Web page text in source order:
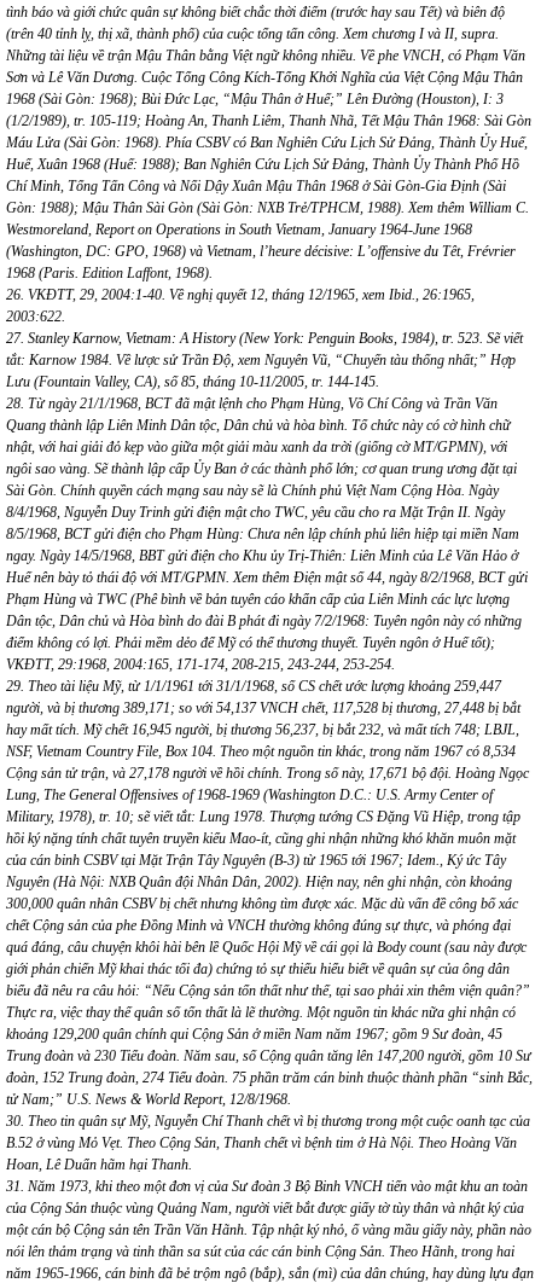
tình báo và giới chức quân sự không biết chắc thời điểm (trước hay sau Tết) và biên độ
(trên 40 tỉnh lỵ, thị xã, thành phố) của cuộc tổng tấn công. Xem chương I và II, supra.
Những tài liệu về trận Mậu Thân bằng Việt ngữ không nhiều. Về phe VNCH, có Phạm Văn
Sơn và Lê Văn Dương. Cuộc Tổng Công Kích-Tổng Khởi Nghĩa của Việt Cộng Mậu Thân
1968 (Sài Gòn: 1968); Bùi Đức Lạc, “Mậu Thân ở Huế;” Lên Đường (Houston), I: 3
(1/2/1989), tr. 105-119; Hoàng An, Thanh Liêm, Thanh Nhã, Tết Mậu Thân 1968: Sài Gòn
Máu Lửa (Sài Gòn: 1968). Phía CSBV có Ban Nghiên Cứu Lịch Sử Đảng, Thành Ủy Huế,
Huế, Xuân 1968 (Huế: 1988); Ban Nghiên Cứu Lịch Sử Đảng, Thành Ủy Thành Phố Hồ
Chí Minh, Tổng Tấn Công và Nổi Dậy Xuân Mậu Thân 1968 ở Sài Gòn-Gia Định (Sài
Gòn: 1988); Mậu Thân Sài Gòn (Sài Gòn: NXB Trẻ/TPHCM, 1988). Xem thêm William C.
Westmoreland, Report on Operations in South Vietnam, January 1964-June 1968
(Washington, DC: GPO, 1968) và Vietnam, l’heure décisive: L’offensive du Têt, Frévrier
1968 (Paris. Edition Laffont, 1968).
26. VKĐTT, 29, 2004:1-40. Về nghị quyết 12, tháng 12/1965, xem Ibid., 26:1965,
2003:622.
27. Stanley Karnow, Vietnam: A History (New York: Penguin Books, 1984), tr. 523. Sẽ viết
tắt: Karnow 1984. Về lược sử Trần Độ, xem Nguyên Vũ, “Chuyến tàu thống nhất;” Hợp
Lưu (Fountain Valley, CA), số 85, tháng 10-11/2005, tr. 144-145.
28. Từ ngày 21/1/1968, BCT đã mật lệnh cho Phạm Hùng, Võ Chí Công và Trần Văn
Quang thành lập Liên Minh Dân tộc, Dân chủ và hòa bình. Tổ chức này có cờ hình chữ
nhật, với hai giải đỏ kẹp vào giữa một giải màu xanh da trời (giống cờ MT/GPMN), với
ngôi sao vàng. Sẽ thành lập cấp Ủy Ban ở các thành phố lớn; cơ quan trung ương đặt tại
Sài Gòn. Chính quyền cách mạng sau này sẽ là Chính phủ Việt Nam Cộng Hòa. Ngày
8/4/1968, Nguyễn Duy Trinh gửi điện mật cho TWC, yêu cầu cho ra Mặt Trận II. Ngày
8/5/1968, BCT gửi điện cho Phạm Hùng: Chưa nên lập chính phủ liên hiệp tại miền Nam
ngay. Ngày 14/5/1968, BBT gửi điện cho Khu ủy Trị-Thiên: Liên Minh của Lê Văn Hảo ở
Huế nên bày tỏ thái độ với MT/GPMN. Xem thêm Điện mật số 44, ngày 8/2/1968, BCT gửi
Phạm Hùng và TWC (Phê bình về bản tuyên cáo khẩn cấp của Liên Minh các lực lượng
Dân tộc, Dân chủ và Hòa bình do đài B phát đi ngày 7/2/1968: Tuyên ngôn này có những
điểm không có lợi. Phải mềm dẻo để Mỹ có thể thương thuyết. Tuyên ngôn ở Huế tốt);
VKĐTT, 29:1968, 2004:165, 171-174, 208-215, 243-244, 253-254.
29. Theo tài liệu Mỹ, từ 1/1/1961 tới 31/1/1968, số CS chết ước lượng khoảng 259,447
người, và bị thương 389,171; so với 54,137 VNCH chết, 117,528 bị thương, 27,448 bị bắt
hay mất tích. Mỹ chết 16,945 người, bị thương 56,237, bị bắt 232, và mất tích 748; LBJL,
NSF, Vietnam Country File, Box 104. Theo một nguồn tin khác, trong năm 1967 có 8,534
Cộng sản tử trận, và 27,178 người về hồi chính. Trong số này, 17,671 bộ đội. Hoàng Ngọc
Lung, The General Offensives of 1968-1969 (Washington D.C.: U.S. Army Center of
Military, 1978), tr. 10; sẽ viết tắt: Lung 1978. Thượng tướng CS Đặng Vũ Hiệp, trong tập
hồi ký nặng tính chất tuyên truyền kiểu Mao-ít, cũng ghi nhận những khó khăn muôn mặt
của cán binh CSBV tại Mặt Trận Tây Nguyên (B-3) từ 1965 tới 1967; Idem., Ký ức Tây
Nguyên (Hà Nội: NXB Quân đội Nhân Dân, 2002). Hiện nay, nên ghi nhận, còn khoảng
300,000 quân nhân CSBV bị chết nhưng không tìm được xác. Mặc dù vấn đề công bố xác
chết Cộng sản của phe Đồng Minh và VNCH thường không đúng sự thực, và phóng đại
quá đáng, câu chuyện khôi hài bên lề Quốc Hội Mỹ về cái gọi là Body count (sau này được
giới phản chiến Mỹ khai thác tối đa) chứng tỏ sự thiếu hiểu biết về quân sự của ông dân
biểu đã nêu ra câu hỏi: “Nếu Cộng sản tổn thất như thế, tại sao phải xin thêm viện quân?”
Thực ra, việc thay thế quân số tổn thất là lẽ thường. Một nguồn tin khác nữa ghi nhận có
khoảng 129,200 quân chính qui Cộng Sản ở miền Nam năm 1967; gồm 9 Sư đoàn, 45
Trung đoàn và 230 Tiểu đoàn. Năm sau, số Cộng quân tăng lên 147,200 người, gồm 10 Sư
đoàn, 152 Trung đoàn, 274 Tiểu đoàn. 75 phần trăm cán binh thuộc thành phần “sinh Bắc,
tử Nam;” U.S. News & World Report, 12/8/1968.
30. Theo tin quân sự Mỹ, Nguyễn Chí Thanh chết vì bị thương trong một cuộc oanh tạc của
B.52 ở vùng Mỏ Vẹt. Theo Cộng Sản, Thanh chết vì bệnh tim ở Hà Nội. Theo Hoàng Văn
Hoan, Lê Duẩn hãm hại Thanh.
31. Năm 1973, khi theo một đơn vị của Sư đoàn 3 Bộ Binh VNCH tiến vào mật khu an toàn
của Cộng Sản thuộc vùng Quảng Nam, người viết bắt được giấy tờ tùy thân và nhật ký của
một cán bộ Cộng sản tên Trần Văn Hãnh. Tập nhật ký nhỏ, ố vàng mầu giấy này, phần nào
nói lên thảm trạng và tinh thần sa sút của các cán binh Cộng Sản. Theo Hãnh, trong hai
năm 1965-1966, cán binh đã bẻ trộm ngô (bắp), sắn (mì) của dân chúng, hay dùng lựu đạn